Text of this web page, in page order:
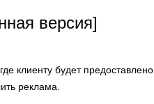
версия]
клиенту будет предоставлено
реклама.